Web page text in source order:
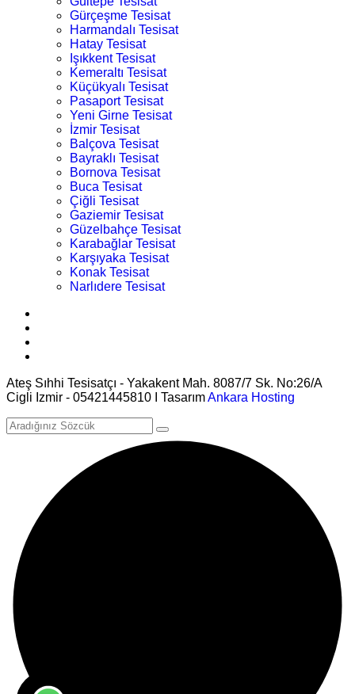
Gürçeşme Tesisat
Harmandalı Tesisat
Hatay Tesisat
Işıkkent Tesisat
Kemeraltı Tesisat
Küçükyalı Tesisat
Pasaport Tesisat
Yeni Girne Tesisat
İzmir Tesisat
Balçova Tesisat
Bayraklı Tesisat
Bornova Tesisat
Buca Tesisat
Çiğli Tesisat
Gaziemir Tesisat
Güzelbahçe Tesisat
Karabağlar Tesisat
Karşıyaka Tesisat
Konak Tesisat
Narlıdere Tesisat
Ateş Sıhhi Tesisatçı - Yakakent Mah. 8087/7 Sk. No:26/A
Cigli Izmir - 05421445810 I TasarımAnkara Hosting